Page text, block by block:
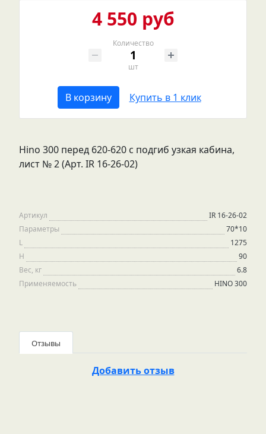
4 550 руб
Количество
шт
В корзину Купить в 1 клик
Hino 300 перед 620-620 с подгиб узкая кабина,
лист № 2 (Арт. IR 16-26-02)
Артикул
IR 16-26-02
Параметры
70*10
L
1275
H
90
Вес, кг
6.8
Применяемость
HINO 300
Отзывы
Добавить отзыв